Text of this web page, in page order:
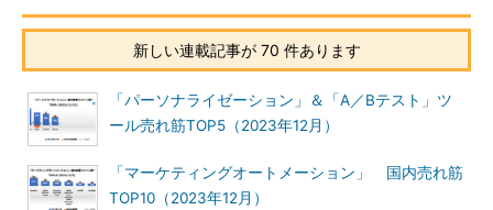
新しい連載記事が 70 件あります
「パーソナライゼーション」＆「A／Bテスト」ツ
ール売れ筋TOP5（2023年12月）
「マーケティングオートメーション」 国内売れ筋
TOP10（2023年12月）